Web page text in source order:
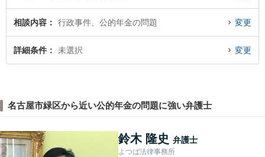
相談内容 行政事件、公的年金の問題 変更
詳細条件 未選択 変更
名古屋市緑区から近い公的年金の問題に強い弁護士
鈴木 隆史 弁護士
よつば法律事務所